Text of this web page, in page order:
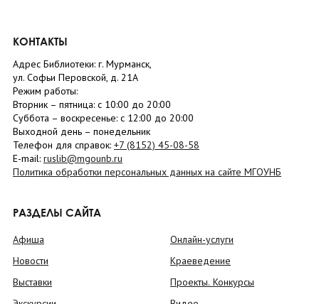
КОНТАКТЫ
Адрес Библиотеки: г. Мурманск,
ул. Софьи Перовской, д. 21А
Режим работы:
Вторник – пятница: с 10:00 до 20:00
Суббота – воскресенье: c 12:00 до 20:00
Выходной день – понедельник
Телефон для справок: +7 (8152) 45-08-58
E-mail: ruslib@mgounb.ru
Политика обработки персональных данных на сайте МГОУНБ
РАЗДЕЛЫ САЙТА
Афиша
Новости
Выставки
Онлайн-услуги
Краеведение
Проекты. Конкурсы